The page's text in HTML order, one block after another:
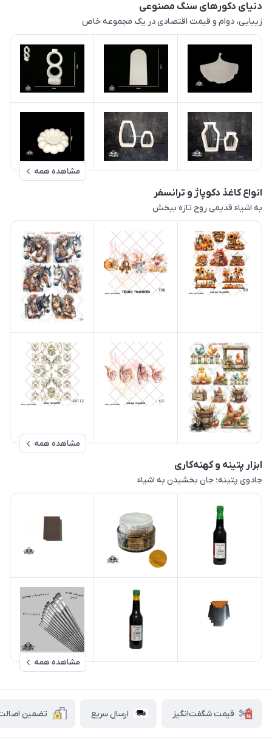
دنیای دکورهای سنگ مصنوعی
زیبایی، دوام و قیمت اقتصادی در یک مجموعه خاص
مشاهده همه
انواع کاغذ دکوپاژ و ترانسفر
به اشیاء قدیمی روح تازه ببخش
مشاهده همه
ابزار پتینه و کهنه‌کاری
جادوی پتینه؛ جان بخشیدن به اشیاء
مشاهده همه
قیمت شگفت‌انگیز ارسال سریع تضمین اصالت